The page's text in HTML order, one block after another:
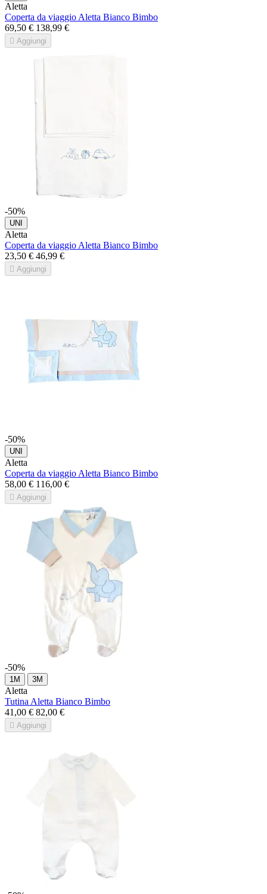
Aletta
Coperta da viaggio Aletta Bianco Bimbo
69,50 € 138,99 €
 Aggiungi
-50%
UNI
Aletta
Coperta da viaggio Aletta Bianco Bimbo
23,50 € 46,99 €
 Aggiungi
-50%
UNI
Aletta
Coperta da viaggio Aletta Bianco Bimbo
58,00 € 116,00 €
 Aggiungi
-50%
1M 3M
Aletta
Tutina Aletta Bianco Bimbo
41,00 € 82,00 €
 Aggiungi